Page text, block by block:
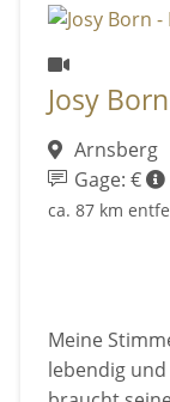
Josy
Arnsberg
Gage: €
ca. 87 km
Meine
lebendig